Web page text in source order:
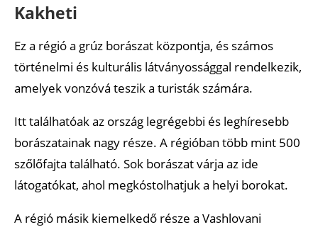
Kakheti
Ez a régió a grúz borászat központja, és számos
történelmi és kulturális látványossággal rendelkezik,
amelyek vonzóvá teszik a turisták számára.
Itt találhatóak az ország legrégebbi és leghíresebb
borászatainak nagy része. A régióban több mint 500
szőlőfajta található. Sok borászat várja az ide
látogatókat, ahol megkóstolhatjuk a helyi borokat.
A régió másik kiemelkedő része a Vashlovani